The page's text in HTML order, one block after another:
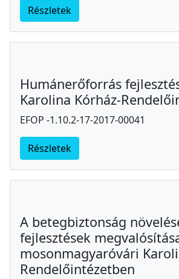
Részletek
Humánerőforrás
Karolina Kórház-
EFOP -1.10.2-17-2017-00041
Részletek
A betegbiztonság
fejlesztések
mosonmagyaróvári
Rendelőintézetben